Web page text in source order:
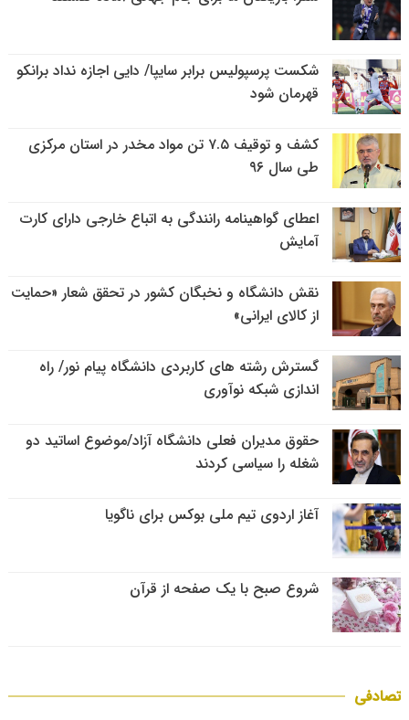
شکست پرسپولیس برابر سایپا/ دایی اجازه نداد برانکو
قهرمان شود
کشف و توقیف ۷.۵ تن مواد مخدر در استان مرکزی
طی سال ۹۶
اعطای گواهینامه رانندگی به اتباع خارجی دارای کارت
آمایش
نقش دانشگاه و نخبگان کشور در تحقق شعار «حمایت
از کالای ایرانی»
گسترش رشته های کاربردی دانشگاه پیام نور/ راه
اندازی شبکه نوآوری
حقوق مدیران فعلی دانشگاه آزاد/موضوع اساتید دو
شغله را سیاسی کردند
آغاز اردوی تیم ملی بوکس برای ناگویا
شروع صبح با یک صفحه از قرآن
تصادفی